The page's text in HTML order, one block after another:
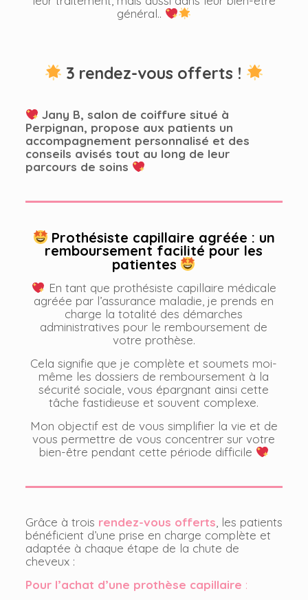
général..
3 rendez-vous offerts !
Jany B, salon de coiffure situé à
Perpignan, propose aux patients un
accompagnement personnalisé et des
conseils avisés tout au long de leur
parcours de soins
Prothésiste capillaire agréée : un
remboursement facilité pour les
patientes
En tant que prothésiste capillaire médicale
agréée par l’assurance maladie, je prends en
charge la totalité des démarches
administratives pour le remboursement de
votre prothèse.
Cela signifie que je complète et soumets moi-
même les dossiers de remboursement à la
sécurité sociale, vous épargnant ainsi cette
tâche fastidieuse et souvent complexe.
Mon objectif est de vous simplifier la vie et de
vous permettre de vous concentrer sur votre
bien-être pendant cette période difficile
Grâce à trois rendez-vous offerts , les patients
bénéficient d’une prise en charge complète et
adaptée à chaque étape de la chute de
cheveux :
Pour l’achat d’une prothèse capillaire :